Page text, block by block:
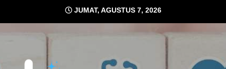
content
JUMAT, AGUSTUS 7, 2026